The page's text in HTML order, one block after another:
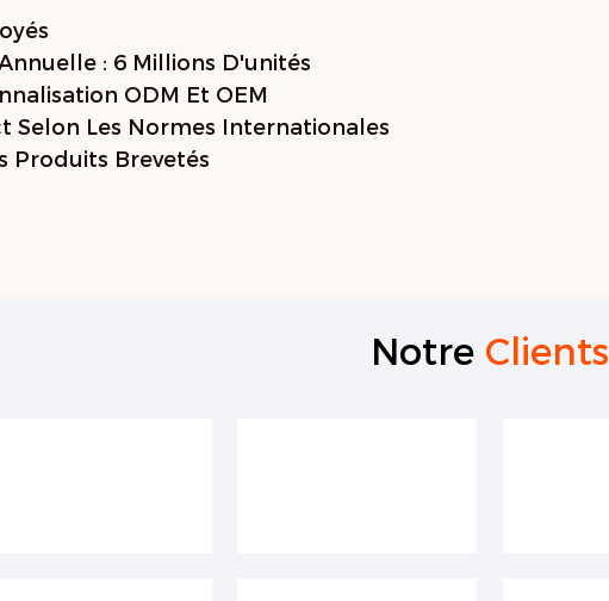
: 6 Millions D'unités
ODM Et OEM
Selon Les Normes Internationales
Produits Brevetés
Notre Clients